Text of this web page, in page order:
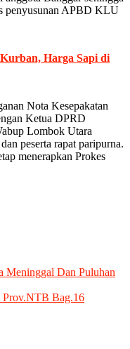
penyusunan APBD KLU
Harga Sapi di
Nota Kesepakatan
Ketua DPRD
Lombok Utara
peserta rapat paripurna.
menerapkan Prokes
Meninggal Dan Puluhan
Bag.16